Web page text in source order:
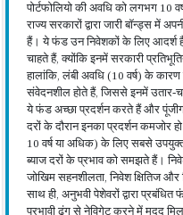
पोर्टफोलियो की अवधि को लगभग 10
राज्य सरकारों द्वारा जारी बॉन्ड्स
हैं। ये फंड उन निवेशकों के लिए आदर्श हैं
चाहते हैं, क्योंकि इनमें सरकारी
हालांकि, लंबी अवधि (10 वर्ष) के
संवेदनशील होते हैं, जिससे इनमें उतार-
ये फंड अच्छा प्रदर्शन करते हैं और
दरों के दौरान इनका प्रदर्शन
10 वर्ष या अधिक) के लिए सबसे
ब्याज दरों के प्रभाव को समझते हैं।
जोखिम सहनशीलता, निवेश क्षितिज और
साथ ही, अनुभवी पेशेवरों द्वारा
प्रभावी ढंग से नेविगेट करने में मदद